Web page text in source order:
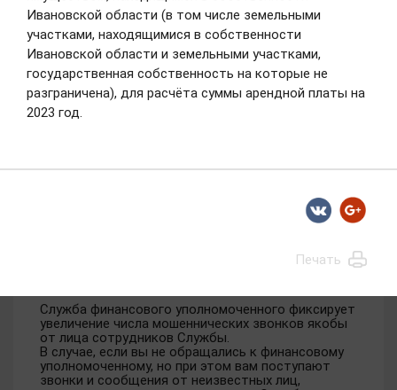
АНОНСЫ
уполномоченного предупреждает о
Служба финансового уполномоченного фиксирует
увеличение числа мошеннических звонков якобы
от лица сотрудников Службы.
В случае, если вы не обращались к финансовому
уполномоченному, но при этом вам поступают
звонки и сообщения от неизвестных лиц,
Ивановской области (в том числе земельными
участками, находящимися в собственности
Ивановской области и земельными участками,
государственная собственность на которые не
разграничена), для расчёта суммы арендной платы на
2023 год.
Печать